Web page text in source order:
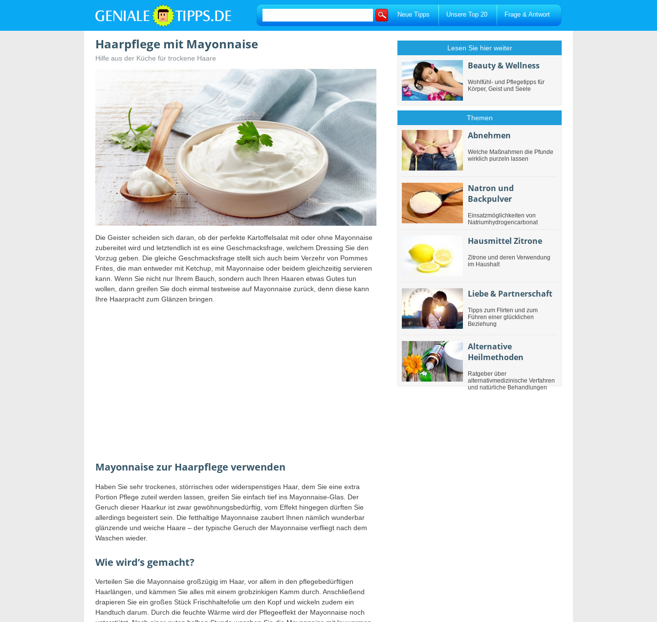
Neue Tipps Unsere Top 20 Frage & Antwort
Haarpflege mit Mayonnaise
Hilfe aus der Küche für trockene Haare
Die Geister scheiden sich daran, ob der perfekte Kartoffelsalat mit oder ohne Mayonnaise
zubereitet wird und letztendlich ist es eine Geschmacksfrage, welchem Dressing Sie den
Vorzug geben. Die gleiche Geschmacksfrage stellt sich auch beim Verzehr von Pommes
Frites, die man entweder mit Ketchup, mit Mayonnaise oder beidem gleichzeitig servieren
kann. Wenn Sie nicht nur Ihrem Bauch, sondern auch Ihren Haaren etwas Gutes tun
wollen, dann greifen Sie doch einmal testweise auf Mayonnaise zurück, denn diese kann
Ihre Haarpracht zum Glänzen bringen.
Mayonnaise zur Haarpflege verwenden
Haben Sie sehr trockenes, störrisches oder widerspenstiges Haar, dem Sie eine extra
Portion Pflege zuteil werden lassen, greifen Sie einfach tief ins Mayonnaise-Glas. Der
Geruch dieser Haarkur ist zwar gewöhnungsbedürftig, vom Effekt hingegen dürften Sie
allerdings begeistert sein. Die fetthaltige Mayonnaise zaubert Ihnen nämlich wunderbar
glänzende und weiche Haare – der typische Geruch der Mayonnaise verfliegt nach dem
Waschen wieder.
Wie wird’s gemacht?
Verteilen Sie die Mayonnaise großzügig im Haar, vor allem in den pflegebedürftigen
Haarlängen, und kämmen Sie alles mit einem grobzinkigen Kamm durch. Anschließend
drapieren Sie ein großes Stück Frischhaltefolie um den Kopf und wickeln zudem ein
Handtuch darum. Durch die feuchte Wärme wird der Pflegeeffekt der Mayonnaise noch
Lesen Sie hier weiter
Beauty & Wellness
Wohlfühl- und Pflegetipps für
Körper, Geist und Seele
Themen
Abnehmen
Welche Maßnahmen die Pfunde
wirklich purzeln lassen
Natron und
Backpulver
Einsatzmöglichkeiten von
Natriumhydrogencarbonat
Hausmittel Zitrone
Zitrone und deren Verwendung
im Haushalt
Liebe & Partnerschaft
Tipps zum Flirten und zum
Führen einer glücklichen
Beziehung
Alternative
Heilmethoden
Ratgeber über
alternativmedizinische Verfahren
und natürliche Behandlungen